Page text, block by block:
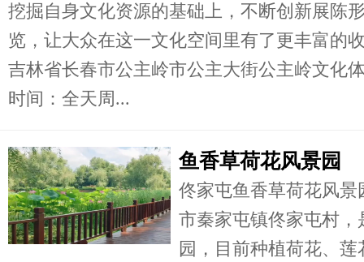
挖掘自身文化资源的基础上，不断创新展陈
览，让大众在这一文化空间里有了更丰富的
吉林省长春市公主岭市公主大街公主岭文化
时间：全天周...
鱼香草荷花风景园
佟家屯鱼香草荷花风
市秦家屯镇佟家屯村
园，目前种植荷花、